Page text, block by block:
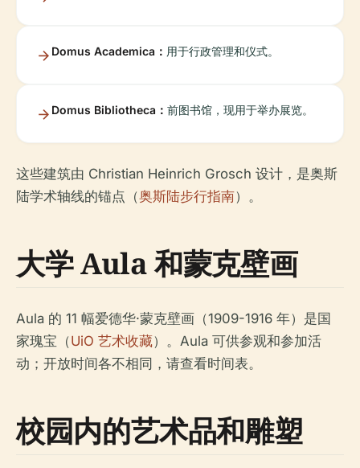
Domus Academica： 用于行政管理和仪式。
Domus Bibliotheca： 前图书馆，现用于举办展览。
这些建筑由 Christian Heinrich Grosch 设计，是奥斯
陆学术轴线的锚点（奥斯陆步行指南）。
大学 Aula 和蒙克壁画
Aula 的 11 幅爱德华·蒙克壁画（1909-1916 年）是国
家瑰宝（UiO 艺术收藏）。Aula 可供参观和参加活
动；开放时间各不相同，请查看时间表。
校园内的艺术品和雕塑